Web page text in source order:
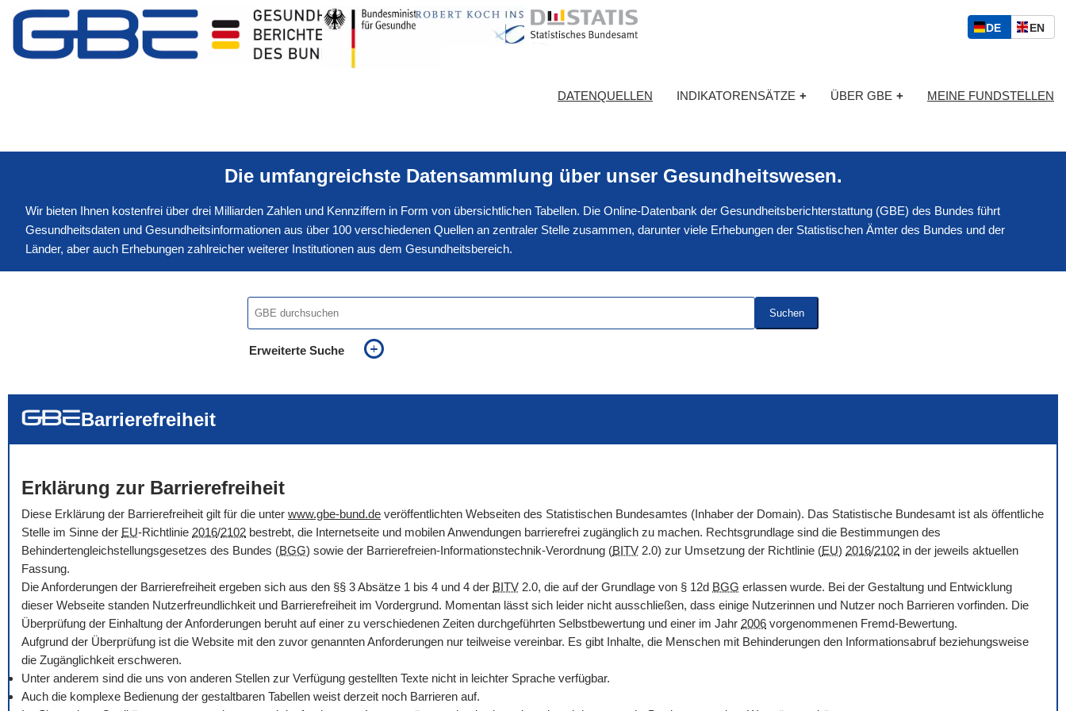
S
p
c
h
l
DED
S
ENE
I
H
DATENQUELLEN INDIKATORENSÄTZE + ÜBER GBE + MEINE FUNDSTELLEN
Die umfangreichste Datensammlung über unser Gesundheitswesen.
Wir bieten Ihnen kostenfrei über drei Milliarden Zahlen und Kennziffern in Form von übersichtlichen Tabellen. Die Online-Datenbank der Gesundheitsberichterstattung (GBE) des Bundes führt
Gesundheitsdaten und Gesundheitsinformationen aus über 100 verschiedenen Quellen an zentraler Stelle zusammen, darunter viele Erhebungen der Statistischen Ämter des Bundes und der
Länder, aber auch Erhebungen zahlreicher weiterer Institutionen aus dem Gesundheitsbereich.
Suchen
Erweiterte Suche
Barrierefreiheit
Erklärung zur Barrierefreiheit
Diese Erklärung der Barrierefreiheit gilt für die unter www.gbe-bund.de veröffentlichten Webseiten des Statistischen Bundesamtes (Inhaber der Domain). Das Statistische Bundesamt ist als öffentliche
Stelle im Sinne der EU-Richtlinie 2016/2102 bestrebt, die Internetseite und mobilen Anwendungen barrierefrei zugänglich zu machen. Rechtsgrundlage sind die Bestimmungen des
Behindertengleichstellungsgesetzes des Bundes (BGG) sowie der Barrierefreien-Informationstechnik-Verordnung (BITV 2.0) zur Umsetzung der Richtlinie (EU) 2016/2102 in der jeweils aktuellen
Fassung.
Die Anforderungen der Barrierefreiheit ergeben sich aus den §§ 3 Absätze 1 bis 4 und 4 der BITV 2.0, die auf der Grundlage von § 12d BGG erlassen wurde. Bei der Gestaltung und Entwicklung
dieser Webseite standen Nutzerfreundlichkeit und Barrierefreiheit im Vordergrund. Momentan lässt sich leider nicht ausschließen, dass einige Nutzerinnen und Nutzer noch Barrieren vorfinden. Die
Überprüfung der Einhaltung der Anforderungen beruht auf einer zu verschiedenen Zeiten durchgeführten Selbstbewertung und einer im Jahr 2006 vorgenommenen Fremd-Bewertung.
Aufgrund der Überprüfung ist die Website mit den zuvor genannten Anforderungen nur teilweise vereinbar. Es gibt Inhalte, die Menschen mit Behinderungen den Informationsabruf beziehungsweise
die Zugänglichkeit erschweren.
Unter anderem sind die uns von anderen Stellen zur Verfügung gestellten Texte nicht in leichter Sprache verfügbar.
Auch die komplexe Bedienung der gestaltbaren Tabellen weist derzeit noch Barrieren auf.